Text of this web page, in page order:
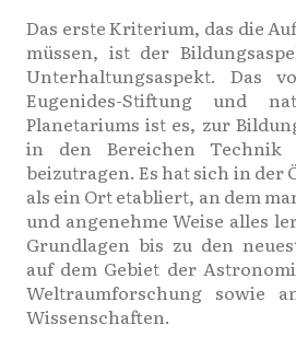
Das erste Kriterium, das die
müssen, ist der
Unterhaltungsaspekt. Das
Eugenides-Stiftung und
Planetariums ist es, zur
in den Bereichen Technik
beizutragen. Es hat sich in
als ein Ort etabliert, an dem
und angenehme Weise alles
Grundlagen bis zu den
auf dem Gebiet der
Weltraumforschung sowie
Wissenschaften.